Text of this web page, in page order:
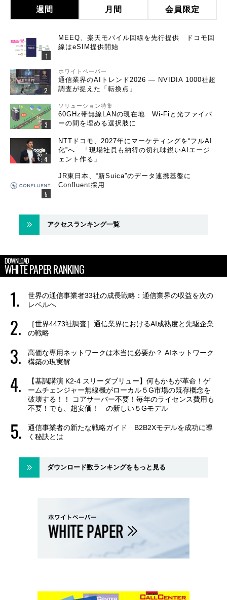
週間 月間 会員限定
MEEQ、楽天モバイル回線を先行提供 ドコモ回
線はeSIM提供開始
ホワイトペーパー
通信業界のAIトレンド2026 ― NVIDIA 1000社超
調査が捉えた「転換点」
ソリューション特集
60GHz帯無線LANの現在地 Wi-Fiと光ファイバ
ーの間を埋める選択肢に
NTTドコモ、2027年にマーケティングを“フルAI
化”へ 「現場社員も納得の切れ味鋭いAIエージ
ェント作る」
JR東日本、“新Suica”のデータ連携基盤に
Confluent採用
アクセスランキング一覧
DOWNLOAD
WHITE PAPER RANKING
世界の通信事業者33社の成長戦略：通信業界の収益を次の
レベルへ
［世界4473社調査］通信業界におけるAI成熟度と先駆企業
の戦略
高価な専用ネットワークは本当に必要か？ AIネットワーク
構築の現実解
【基調講演 K2-4 スリーダブリュー】何もかもが革命！ゲ
ームチェンジャー無線機がローカル５G市場の既存概念を
破壊する！！ コアサーバー不要！毎年のライセンス費用も
不要！でも、超安価！ の新しい５Gモデル
通信事業者の新たな戦略ガイド B2B2Xモデルを成功に導
く秘訣とは
ダウンロード数ランキングをもっと見る